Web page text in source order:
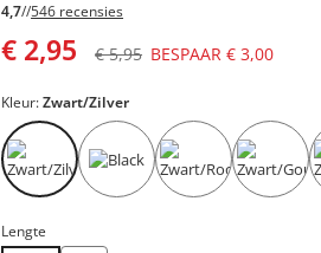
4,7//546 recensies
€ 2,95 € 5,95 BESPAAR€ 3,00
Kleur:Zwart/Zilver
Lengte